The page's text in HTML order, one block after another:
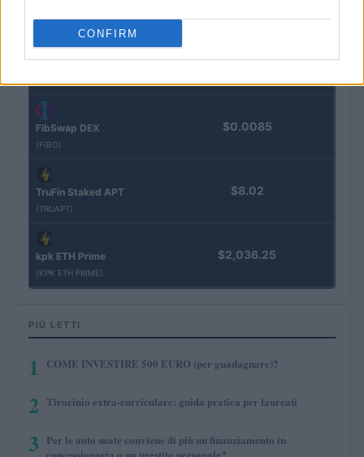
CONFIRM
JDB $0.022
FibSwap DEX
(FIBO)
$0.0085
TruFin Staked APT
(TRUAPT)
$8.02
kpk ETH Prime
(KPK ETH PRIME)
$2,036.25
PIÙ LETTI
1 COME INVESTIRE 500 EURO (per guadagnare)?
2 Tirocinio extra-curriculare: guida pratica per laureati
3 Per le auto usate conviene di più un finanziamento in
concessionaria o un prestito personale?